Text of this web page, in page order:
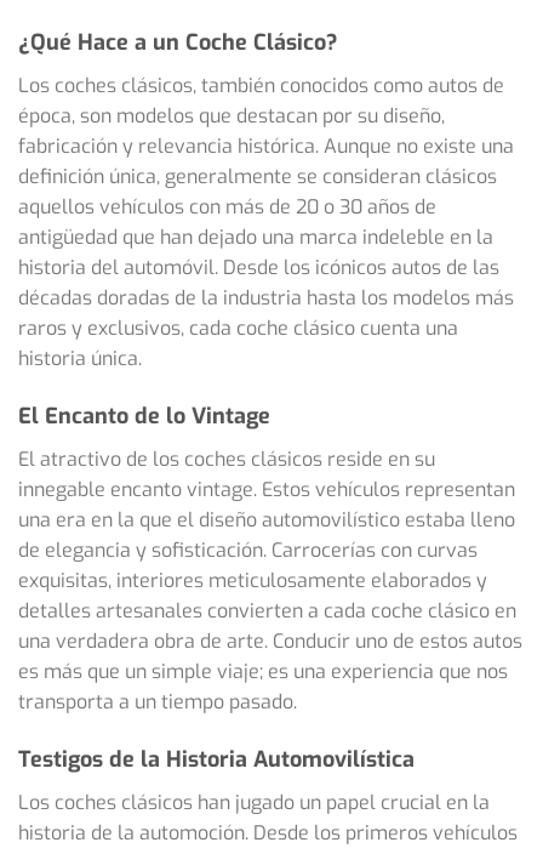
¿Qué Hace a un Coche Clásico?
Los coches clásicos, también conocidos como autos de
época, son modelos que destacan por su diseño,
fabricación y relevancia histórica. Aunque no existe una
definición única, generalmente se consideran clásicos
aquellos vehículos con más de 20 o 30 años de
antigüedad que han dejado una marca indeleble en la
historia del automóvil. Desde los icónicos autos de las
décadas doradas de la industria hasta los modelos más
raros y exclusivos, cada coche clásico cuenta una
historia única.
El Encanto de lo Vintage
El atractivo de los coches clásicos reside en su
innegable encanto vintage. Estos vehículos representan
una era en la que el diseño automovilístico estaba lleno
de elegancia y sofisticación. Carrocerías con curvas
exquisitas, interiores meticulosamente elaborados y
detalles artesanales convierten a cada coche clásico en
una verdadera obra de arte. Conducir uno de estos autos
es más que un simple viaje; es una experiencia que nos
transporta a un tiempo pasado.
Testigos de la Historia Automovilística
Los coches clásicos han jugado un papel crucial en la
historia de la automoción. Desde los primeros vehículos